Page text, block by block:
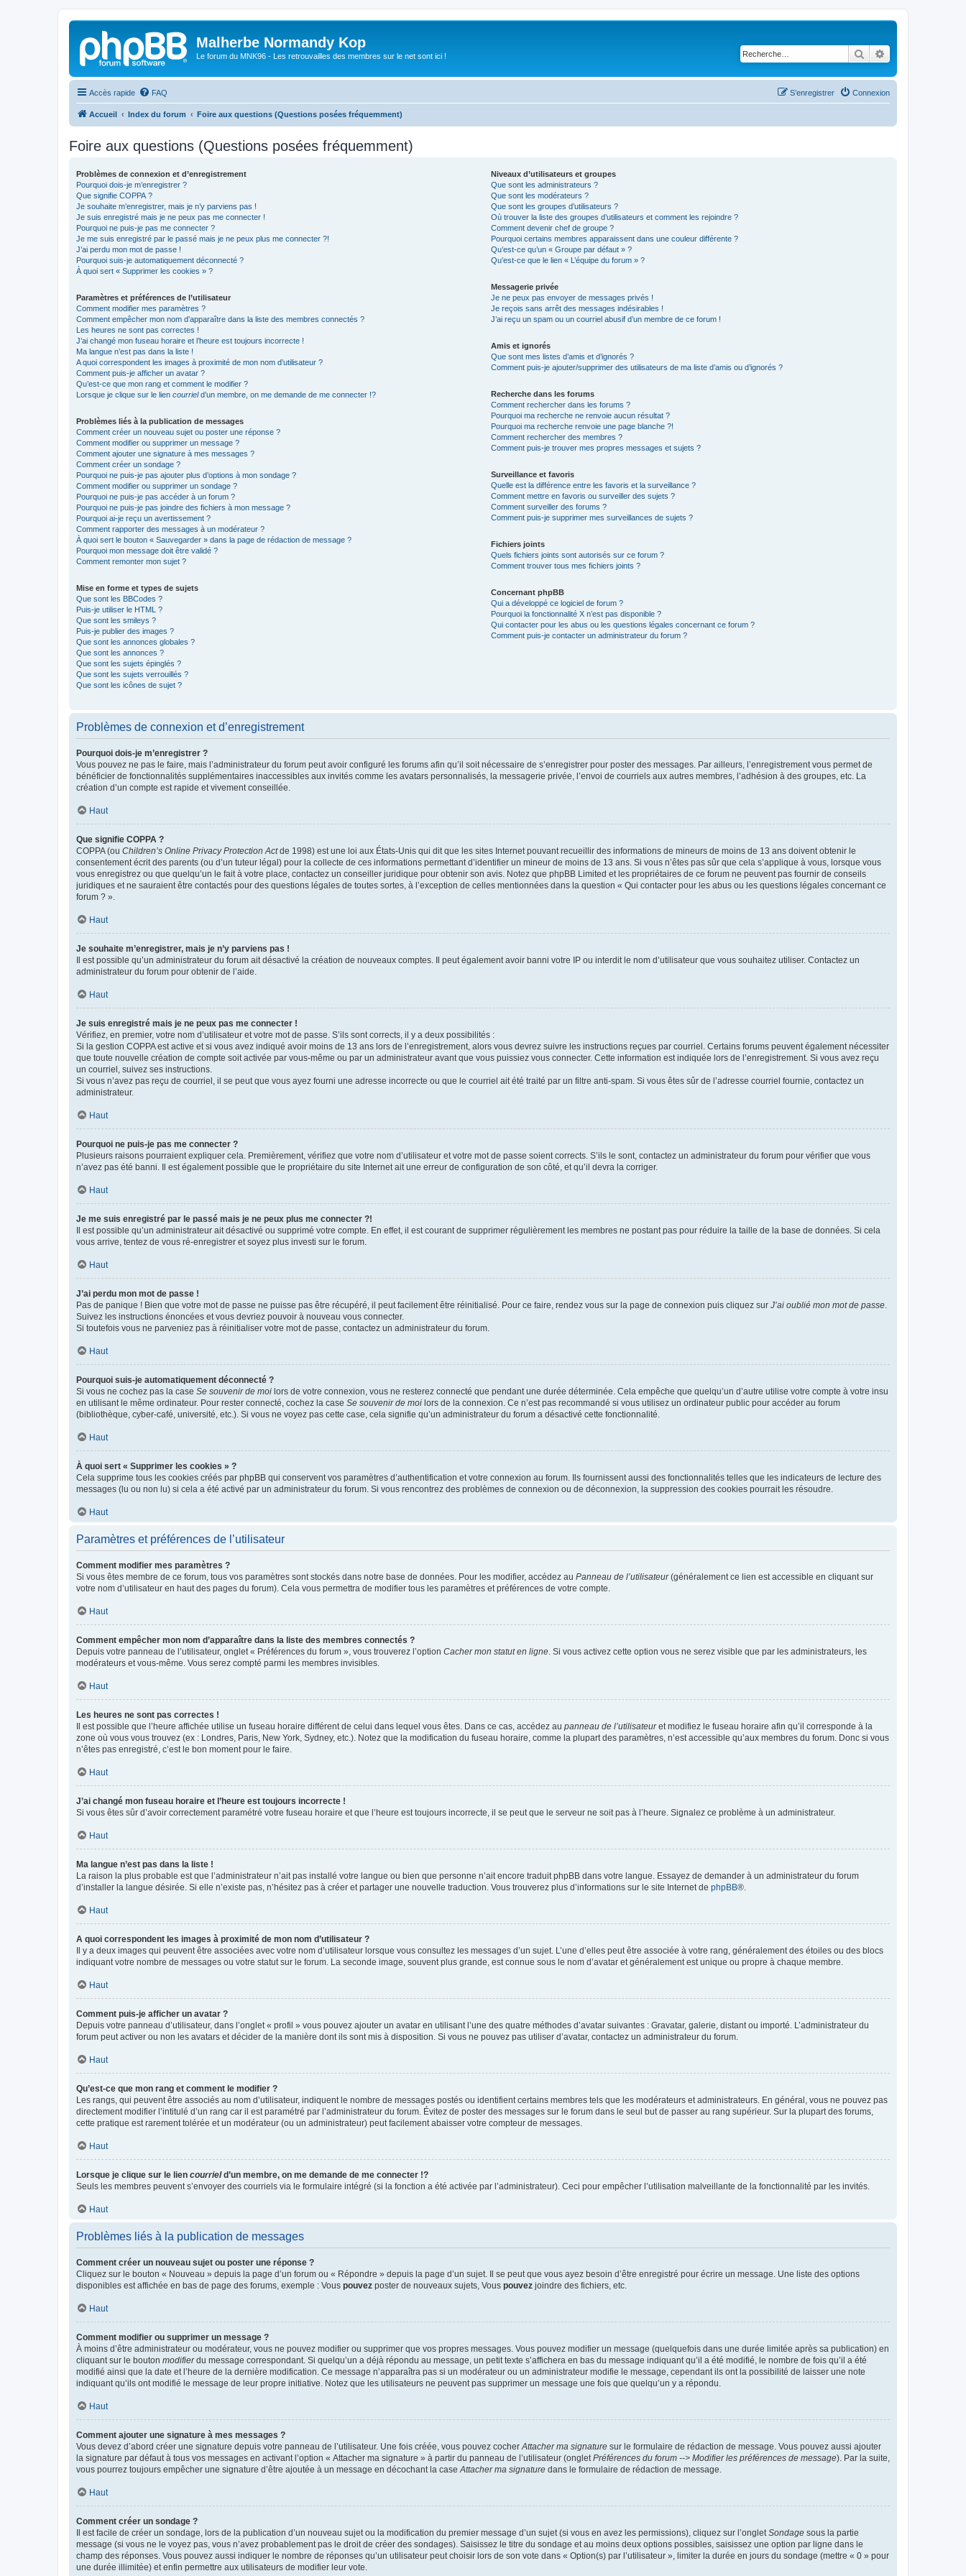
Malherbe Normandy Kop
Le forum du MNK96 - Les retrouvailles des membres sur le net sont ici ! Rechercher
Accès rapide FAQ Connexion
S’enregistrer
Accueil Index du forum Foire aux questions (Questions posées fréquemment)
Foire aux questions (Questions posées fréquemment)
Problèmes de connexion et d’enregistrement
Pourquoi dois-je m’enregistrer ?
Que signifie COPPA ?
Je souhaite m’enregistrer, mais je n’y parviens pas !
Je suis enregistré mais je ne peux pas me connecter !
Pourquoi ne puis-je pas me connecter ?
Je me suis enregistré par le passé mais je ne peux plus me connecter ?!
J’ai perdu mon mot de passe !
Pourquoi suis-je automatiquement déconnecté ?
À quoi sert « Supprimer les cookies » ?
Paramètres et préférences de l’utilisateur
Comment modifier mes paramètres ?
Comment empêcher mon nom d’apparaître dans la liste des membres connectés ?
Les heures ne sont pas correctes !
J’ai changé mon fuseau horaire et l’heure est toujours incorrecte !
Ma langue n’est pas dans la liste !
A quoi correspondent les images à proximité de mon nom d’utilisateur ?
Comment puis-je afficher un avatar ?
Qu’est-ce que mon rang et comment le modifier ?
Lorsque je clique sur le lien courrield’un membre, on me demande de me connecter !?
Problèmes liés à la publication de messages
Comment créer un nouveau sujet ou poster une réponse ?
Comment modifier ou supprimer un message ?
Comment ajouter une signature à mes messages ?
Comment créer un sondage ?
Pourquoi ne puis-je pas ajouter plus d’options à mon sondage ?
Comment modifier ou supprimer un sondage ?
Pourquoi ne puis-je pas accéder à un forum ?
Pourquoi ne puis-je pas joindre des fichiers à mon message ?
Pourquoi ai-je reçu un avertissement ?
Comment rapporter des messages à un modérateur ?
À quoi sert le bouton « Sauvegarder » dans la page de rédaction de message ?
Pourquoi mon message doit être validé ?
Comment remonter mon sujet ?
Mise en forme et types de sujets
Que sont les BBCodes ?
Puis-je utiliser le HTML ?
Que sont les smileys ?
Puis-je publier des images ?
Que sont les annonces globales ?
Que sont les annonces ?
Que sont les sujets épinglés ?
Que sont les sujets verrouillés ?
Que sont les icônes de sujet ?
Niveaux d’utilisateurs et groupes
Que sont les administrateurs ?
Que sont les modérateurs ?
Que sont les groupes d’utilisateurs ?
Où trouver la liste des groupes d’utilisateurs et comment les rejoindre ?
Comment devenir chef de groupe ?
Pourquoi certains membres apparaissent dans une couleur différente ?
Qu’est-ce qu’un « Groupe par défaut » ?
Qu’est-ce que le lien « L’équipe du forum » ?
Messagerie privée
Je ne peux pas envoyer de messages privés !
Je reçois sans arrêt des messages indésirables !
J’ai reçu un spam ou un courriel abusif d’un membre de ce forum !
Amis et ignorés
Que sont mes listes d’amis et d’ignorés ?
Comment puis-je ajouter/supprimer des utilisateurs de ma liste d’amis ou d’ignorés ?
Recherche dans les forums
Comment rechercher dans les forums ?
Pourquoi ma recherche ne renvoie aucun résultat ?
Pourquoi ma recherche renvoie une page blanche ?!
Comment rechercher des membres ?
Comment puis-je trouver mes propres messages et sujets ?
Surveillance et favoris
Quelle est la différence entre les favoris et la surveillance ?
Comment mettre en favoris ou surveiller des sujets ?
Comment surveiller des forums ?
Comment puis-je supprimer mes surveillances de sujets ?
Fichiers joints
Quels fichiers joints sont autorisés sur ce forum ?
Comment trouver tous mes fichiers joints ?
Concernant phpBB
Qui a développé ce logiciel de forum ?
Pourquoi la fonctionnalité X n’est pas disponible ?
Qui contacter pour les abus ou les questions légales concernant ce forum ?
Comment puis-je contacter un administrateur du forum ?
Problèmes de connexion et d’enregistrement
Pourquoi dois-je m’enregistrer ?
Vous pouvez ne pas le faire, mais l’administrateur du forum peut avoir configuré les forums afin qu’il soit nécessaire de s’enregistrer pour poster des messages. Par ailleurs, l’enregistrement vous permet de
bénéficier de fonctionnalités supplémentaires inaccessibles aux invités comme les avatars personnalisés, la messagerie privée, l’envoi de courriels aux autres membres, l’adhésion à des groupes, etc. La
création d’un compte est rapide et vivement conseillée.
Haut
Que signifie COPPA ?
COPPA (ou Children’s Online Privacy Protection Actde 1998) est une loi aux États-Unis qui dit que les sites Internet pouvant recueillir des informations de mineurs de moins de 13 ans doivent obtenir le
consentement écrit des parents (ou d’un tuteur légal) pour la collecte de ces informations permettant d’identifier un mineur de moins de 13 ans. Si vous n’êtes pas sûr que cela s’applique à vous, lorsque vous
vous enregistrez ou que quelqu’un le fait à votre place, contactez un conseiller juridique pour obtenir son avis. Notez que phpBB Limited et les propriétaires de ce forum ne peuvent pas fournir de conseils
juridiques et ne sauraient être contactés pour des questions légales de toutes sortes, à l’exception de celles mentionnées dans la question « Qui contacter pour les abus ou les questions légales concernant ce
forum ? ».
Haut
Je souhaite m’enregistrer, mais je n’y parviens pas !
Il est possible qu’un administrateur du forum ait désactivé la création de nouveaux comptes. Il peut également avoir banni votre IP ou interdit le nom d’utilisateur que vous souhaitez utiliser. Contactez un
administrateur du forum pour obtenir de l’aide.
Haut
Je suis enregistré mais je ne peux pas me connecter !
Vérifiez, en premier, votre nom d’utilisateur et votre mot de passe. S’ils sont corrects, il y a deux possibilités :
Si la gestion COPPA est active et si vous avez indiqué avoir moins de 13 ans lors de l’enregistrement, alors vous devrez suivre les instructions reçues par courriel. Certains forums peuvent également nécessiter
que toute nouvelle création de compte soit activée par vous-même ou par un administrateur avant que vous puissiez vous connecter. Cette information est indiquée lors de l’enregistrement. Si vous avez reçu
un courriel, suivez ses instructions.
Si vous n’avez pas reçu de courriel, il se peut que vous ayez fourni une adresse incorrecte ou que le courriel ait été traité par un filtre anti-spam. Si vous êtes sûr de l’adresse courriel fournie, contactez un
administrateur.
Haut
Pourquoi ne puis-je pas me connecter ?
Plusieurs raisons pourraient expliquer cela. Premièrement, vérifiez que votre nom d’utilisateur et votre mot de passe soient corrects. S’ils le sont, contactez un administrateur du forum pour vérifier que vous
n’avez pas été banni. Il est également possible que le propriétaire du site Internet ait une erreur de configuration de son côté, et qu’il devra la corriger.
Haut
Je me suis enregistré par le passé mais je ne peux plus me connecter ?!
Il est possible qu’un administrateur ait désactivé ou supprimé votre compte. En effet, il est courant de supprimer régulièrement les membres ne postant pas pour réduire la taille de la base de données. Si cela
vous arrive, tentez de vous ré-enregistrer et soyez plus investi sur le forum.
Haut
J’ai perdu mon mot de passe !
Pas de panique ! Bien que votre mot de passe ne puisse pas être récupéré, il peut facilement être réinitialisé. Pour ce faire, rendez vous sur la page de connexion puis cliquez sur J’ai oublié mon mot de passe
Suivez les instructions énoncées et vous devriez pouvoir à nouveau vous connecter.
Si toutefois vous ne parveniez pas à réinitialiser votre mot de passe, contactez un administrateur du forum.
Haut
Pourquoi suis-je automatiquement déconnecté ?
Si vous ne cochez pas la case Se souvenir de moi lors de votre connexion, vous ne resterez connecté que pendant une durée déterminée. Cela empêche que quelqu’un d’autre utilise votre compte à votre insu
en utilisant le même ordinateur. Pour rester connecté, cochez la case Se souvenir de moi lors de la connexion. Ce n’est pas recommandé si vous utilisez un ordinateur public pour accéder au forum
(bibliothèque, cyber-café, université, etc.). Si vous ne voyez pas cette case, cela signifie qu’un administrateur du forum a désactivé cette fonctionnalité.
Haut
À quoi sert « Supprimer les cookies » ?
Cela supprime tous les cookies créés par phpBB qui conservent vos paramètres d’authentification et votre connexion au forum. Ils fournissent aussi des fonctionnalités telles que les indicateurs de lecture des
messages (lu ou non lu) si cela a été activé par un administrateur du forum. Si vous rencontrez des problèmes de connexion ou de déconnexion, la suppression des cookies pourrait les résoudre.
Haut
Paramètres et préférences de l’utilisateur
Comment modifier mes paramètres ?
Si vous êtes membre de ce forum, tous vos paramètres sont stockés dans notre base de données. Pour les modifier, accédez au Panneau de l’utilisateur(généralement ce lien est accessible en cliquant sur
votre nom d’utilisateur en haut des pages du forum). Cela vous permettra de modifier tous les paramètres et préférences de votre compte.
Haut
Comment empêcher mon nom d’apparaître dans la liste des membres connectés ?
Depuis votre panneau de l’utilisateur, onglet « Préférences du forum », vous trouverez l’option Cacher mon statut en ligne . Si vous activez cette option vous ne serez visible que par les administrateurs, les
modérateurs et vous-même. Vous serez compté parmi les membres invisibles.
Haut
Les heures ne sont pas correctes !
Il est possible que l’heure affichée utilise un fuseau horaire différent de celui dans lequel vous êtes. Dans ce cas, accédez au panneau de l’utilisateuret modifiez le fuseau horaire afin qu’il corresponde à la
zone où vous vous trouvez (ex : Londres, Paris, New York, Sydney, etc.). Notez que la modification du fuseau horaire, comme la plupart des paramètres, n’est accessible qu’aux membres du forum. Donc si vous
n’êtes pas enregistré, c’est le bon moment pour le faire.
Haut
J’ai changé mon fuseau horaire et l’heure est toujours incorrecte !
Si vous êtes sûr d’avoir correctement paramétré votre fuseau horaire et que l’heure est toujours incorrecte, il se peut que le serveur ne soit pas à l’heure. Signalez ce problème à un administrateur.
Haut
Ma langue n’est pas dans la liste !
La raison la plus probable est que l’administrateur n’ait pas installé votre langue ou bien que personne n’ait encore traduit phpBB dans votre langue. Essayez de demander à un administrateur du forum
d’installer la langue désirée. Si elle n’existe pas, n’hésitez pas à créer et partager une nouvelle traduction. Vous trouverez plus d’informations sur le site Internet de phpBB®.
Haut
A quoi correspondent les images à proximité de mon nom d’utilisateur ?
Il y a deux images qui peuvent être associées avec votre nom d’utilisateur lorsque vous consultez les messages d’un sujet. L’une d’elles peut être associée à votre rang, généralement des étoiles ou des blocs
indiquant votre nombre de messages ou votre statut sur le forum. La seconde image, souvent plus grande, est connue sous le nom d’avatar et généralement est unique ou propre à chaque membre.
Haut
Comment puis-je afficher un avatar ?
Depuis votre panneau d’utilisateur, dans l’onglet « profil » vous pouvez ajouter un avatar en utilisant l’une des quatre méthodes d’avatar suivantes : Gravatar, galerie, distant ou importé. L’administrateur du
forum peut activer ou non les avatars et décider de la manière dont ils sont mis à disposition. Si vous ne pouvez pas utiliser d’avatar, contactez un administrateur du forum.
Haut
Qu’est-ce que mon rang et comment le modifier ?
Les rangs, qui peuvent être associés au nom d’utilisateur, indiquent le nombre de messages postés ou identifient certains membres tels que les modérateurs et administrateurs. En général, vous ne pouvez pas
directement modifier l’intitulé d’un rang car il est paramétré par l’administrateur du forum. Évitez de poster des messages sur le forum dans le seul but de passer au rang supérieur. Sur la plupart des forums,
cette pratique est rarement tolérée et un modérateur (ou un administrateur) peut facilement abaisser votre compteur de messages.
Haut
Lorsque je clique sur le lien courrield’un membre, on me demande de me connecter !?
Seuls les membres peuvent s’envoyer des courriels via le formulaire intégré (si la fonction a été activée par l’administrateur). Ceci pour empêcher l’utilisation malveillante de la fonctionnalité par les invités.
Haut
Problèmes liés à la publication de messages
Comment créer un nouveau sujet ou poster une réponse ?
Cliquez sur le bouton « Nouveau » depuis la page d’un forum ou « Répondre » depuis la page d’un sujet. Il se peut que vous ayez besoin d’être enregistré pour écrire un message. Une liste des options
disponibles est affichée en bas de page des forums, exemple : Vous pouvez poster de nouveaux sujets, Vous pouvez joindre des fichiers, etc.
Haut
Comment modifier ou supprimer un message ?
À moins d’être administrateur ou modérateur, vous ne pouvez modifier ou supprimer que vos propres messages. Vous pouvez modifier un message (quelquefois dans une durée limitée après sa publication) en
cliquant sur le bouton modifierdu message correspondant. Si quelqu’un a déjà répondu au message, un petit texte s’affichera en bas du message indiquant qu’il a été modifié, le nombre de fois qu’il a été
modifié ainsi que la date et l’heure de la dernière modification. Ce message n’apparaîtra pas si un modérateur ou un administrateur modifie le message, cependant ils ont la possibilité de laisser une note
indiquant qu’ils ont modifié le message de leur propre initiative. Notez que les utilisateurs ne peuvent pas supprimer un message une fois que quelqu’un y a répondu.
Haut
Comment ajouter une signature à mes messages ?
Vous devez d’abord créer une signature depuis votre panneau de l’utilisateur. Une fois créée, vous pouvez cocher Attacher ma signature sur le formulaire de rédaction de message. Vous pouvez aussi ajouter
la signature par défaut à tous vos messages en activant l’option « Attacher ma signature » à partir du panneau de l’utilisateur (onglet Préférences du forum --> Modifier les préférences de message). Par la suite,
vous pourrez toujours empêcher une signature d’être ajoutée à un message en décochant la case Attacher ma signature dans le formulaire de rédaction de message.
Haut
Comment créer un sondage ?
Il est facile de créer un sondage, lors de la publication d’un nouveau sujet ou la modification du premier message d’un sujet (si vous en avez les permissions), cliquez sur l’onglet Sondage sous la partie
message (si vous ne le voyez pas, vous n’avez probablement pas le droit de créer des sondages). Saisissez le titre du sondage et au moins deux options possibles, saisissez une option par ligne dans le
champ des réponses. Vous pouvez aussi indiquer le nombre de réponses qu’un utilisateur peut choisir lors de son vote dans « Option(s) par l’utilisateur », limiter la durée en jours du sondage (mettre « 0 » pour
une durée illimitée) et enfin permettre aux utilisateurs de modifier leur vote.